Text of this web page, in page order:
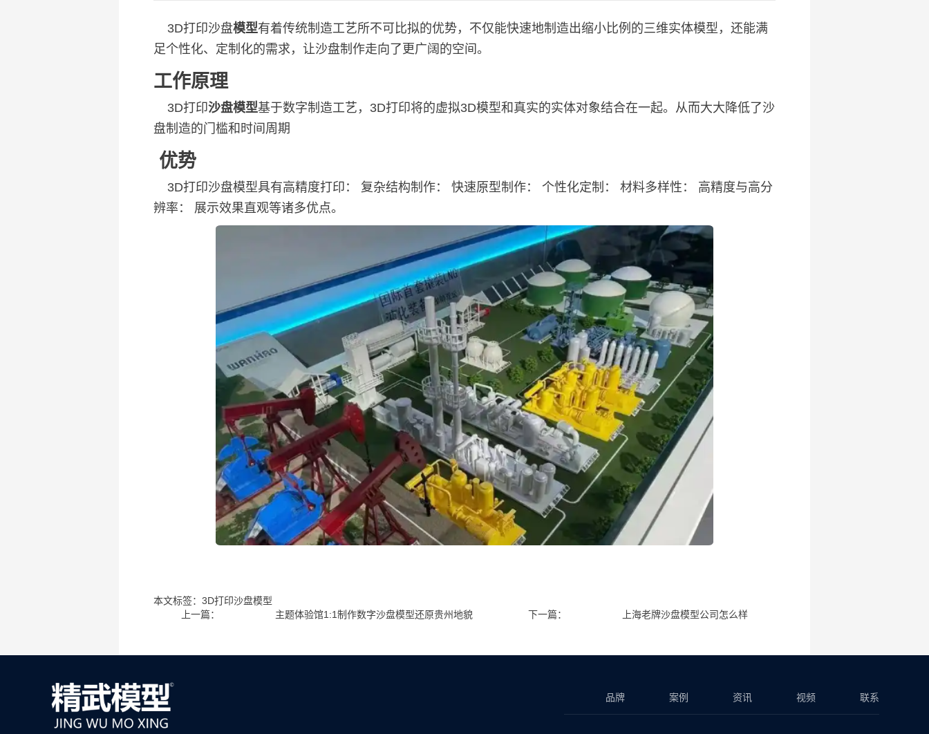
3D打印沙盘模型有着传统制造工艺所不可比拟的优势，不仅能快速地制造出缩小比例的三维实体模型，还能满
足个性化、定制化的需求，让沙盘制作走向了更广阔的空间。
工作原理
3D打印沙盘模型基于数字制造工艺，3D打印将的虚拟3D模型和真实的实体对象结合在一起。从而大大降低了沙
盘制造的门槛和时间周期
优势
3D打印沙盘模型具有高精度打印‌： ‌复杂结构制作‌： ‌快速原型制作‌： ‌个性化定制‌： ‌材料多样性‌： ‌高精度与高分
辨率‌： ‌展示效果直观等诸多优点。
本文标签： 3D打印沙盘模型
上一篇：
主题体验馆1:1制作数字沙盘模型还原贵州地貌 下一篇： 上海老牌沙盘模型公司怎么样
品牌 案例 资讯 视频 联系